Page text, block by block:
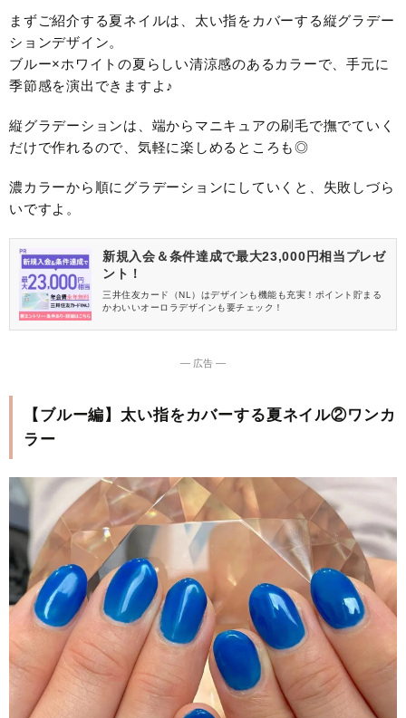
まずご紹介する夏ネイルは、太い指をカバーする縦グラデー
ションデザイン。
ブルー×ホワイトの夏らしい清涼感のあるカラーで、手元に
季節感を演出できますよ♪
縦グラデーションは、端からマニキュアの刷毛で撫でていく
だけで作れるので、気軽に楽しめるところも◎
濃カラーから順にグラデーションにしていくと、失敗しづら
いですよ。
新規入会＆条件達成で最大23,000円相当プレゼ
ント！
三井住友カード（NL）はデザインも機能も充実！ポイント貯まる
かわいいオーロラデザインも要チェック！
― 広告 ―
【ブルー編】太い指をカバーする夏ネイル②ワンカ
ラー